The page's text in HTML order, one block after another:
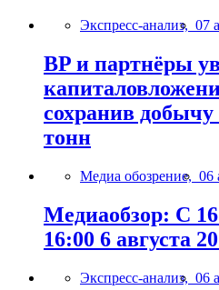
Экспресс-анализ, 07
BP и партнёры
сохранив
тонн
Медиа обозрение, 06
Медиаобзор: С
16:00 6 августа
Экспресс-анализ, 06